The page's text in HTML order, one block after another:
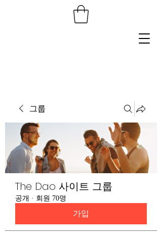
그룹
The Dao 사이트 그룹
공개 · 회원 70명
가입